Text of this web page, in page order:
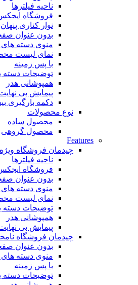
ناحیه فیلترها
فروشگاه
نوار کناری پنهان
بدون عنوان
منوی دسته
نمای لیست
با پس زمینه
توضیحات دسته
همپوشانی هدر
پیمایش بی
دکمه بارگیری
نوع محصولات
محصول ساده
محصول گروهی
Features
چیدمان فروشگاه
ناحیه فیلترها
فروشگاه
بدون عنوان
منوی دسته
نمای لیست
توضیحات دسته
همپوشانی هدر
پیمایش بی
چیدمان فروشگاه
بدون عنوان
منوی دسته
با پس زمینه
توضیحات دسته